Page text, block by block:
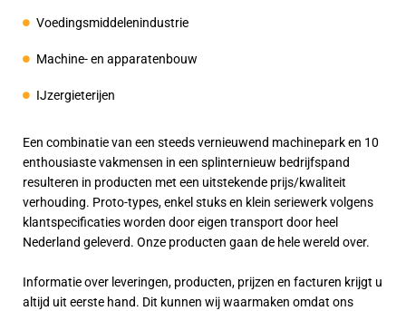
Voedingsmiddelenindustrie
Machine- en apparatenbouw
IJzergieterijen
Een combinatie van een steeds vernieuwend machinepark en 10
enthousiaste vakmensen in een splinternieuw bedrijfspand
resulteren in producten met een uitstekende prijs/kwaliteit
verhouding. Proto-types, enkel stuks en klein seriewerk volgens
klantspecificaties worden door eigen transport door heel
Nederland geleverd. Onze producten gaan de hele wereld over.
Informatie over leveringen, producten, prijzen en facturen krijgt u
altijd uit eerste hand. Dit kunnen wij waarmaken omdat ons